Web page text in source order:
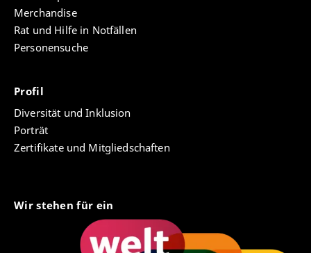
Merchandise
Rat und Hilfe in Notfällen
Personensuche
Profil
Diversität und Inklusion
Porträt
Zertifikate und Mitgliedschaften
Wir stehen für ein